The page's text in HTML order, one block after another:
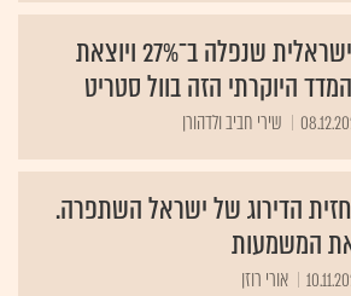
הישראלית שנפלה ב־27% ויוצאת
היוקרתי הזה בוול סטריט
שירי חביב ולדהורן
הדירוג של ישראל השתפרה.
המשמעות
אורי רוזן